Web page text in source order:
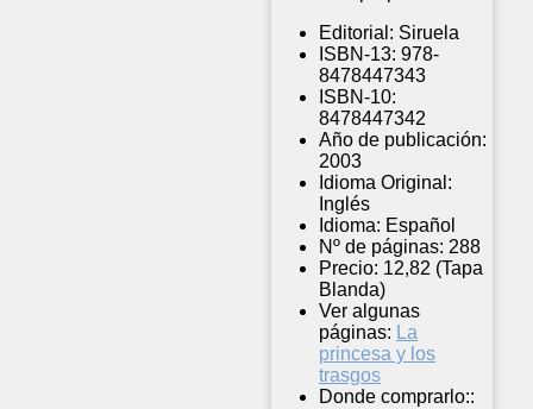
Editorial: Siruela
ISBN-13: 978-
8478447343
ISBN-10:
8478447342
Año de publicación:
2003
Idioma Original:
Inglés
Idioma: Español
Nº de páginas: 288
Precio: 12,82 (Tapa
Blanda)
Ver algunas
páginas: La
princesa y los
trasgos
Donde comprarlo::